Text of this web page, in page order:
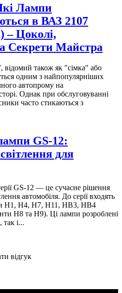
Лампи
в ВАЗ 2107
– Цоколі,
Секрети Майстра
також як "сімка" або
одним з найпопулярніших
автопрому на
Однак при обслуговуванні
часто стикаються з
GS-12:
для
GS-12 — це сучасне рішення
автомобіля. До серії входять
H1, H4, H7, H11, HB3, HB4
H8 та H9). Ці лампи розроблені
так і...
відгук